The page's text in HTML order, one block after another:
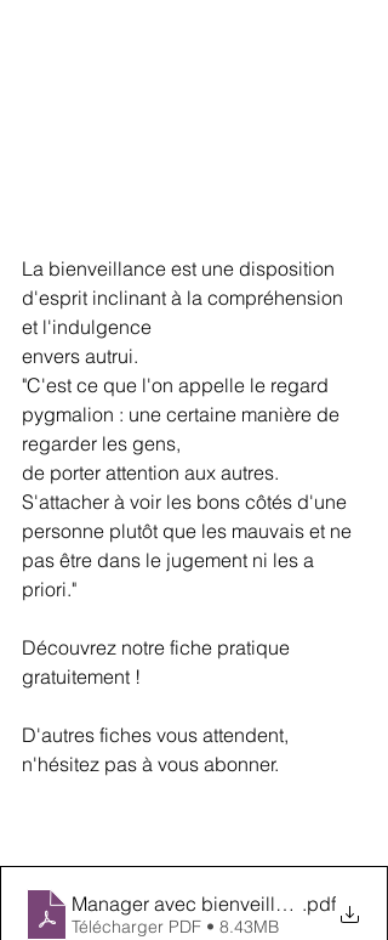
La bienveillance est une disposition
d'esprit inclinant à la compréhension
et l'indulgence
envers autrui.
"C'est ce que l'on appelle le regard
pygmalion : une certaine manière de
regarder les gens,
de porter attention aux autres.
S'attacher à voir les bons côtés d'une
personne plutôt que les mauvais et ne
pas être dans le jugement ni les a
priori."
Découvrez notre fiche pratique
gratuitement !
D'autres fiches vous attendent,
n'hésitez pas à vous abonner.
Manager avec bienveillance 04
.pdf
Télécharger PDF • 8.43MB